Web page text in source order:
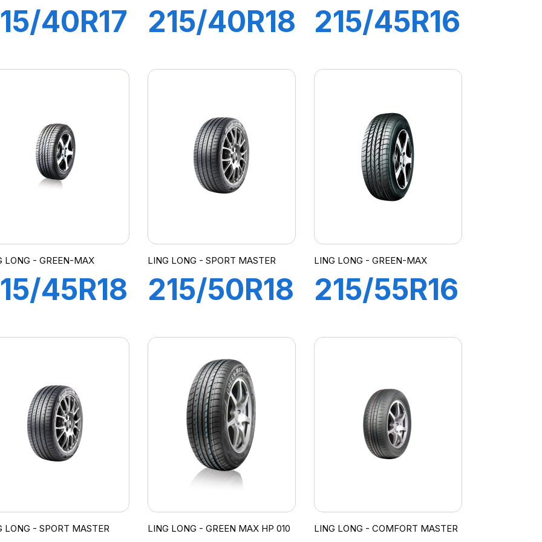
40R17
215/40R18
MAX
215/45R16
MAX
LONG - GREEN-MAX
45R18
LING LONG - SPORT MASTER
215/50R18
SPORT
MASTER
C/S
LING LONG - GREEN-MAX
215/55R16
MAX
LONG - SPORT MASTER LING LONG - GREEN MAX HP 010 LING LONG - COMFORT MASTER